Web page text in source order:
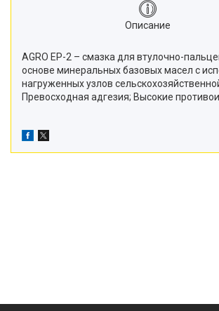
Описание
AGRO EP-2 – смазка для втулочно-
основе минеральных базовых масел с
нагруженных узлов
Превосходная адгезия; Высокие